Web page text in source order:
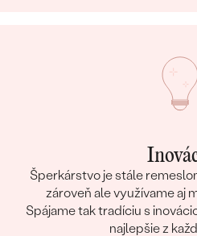
Šperkárstvo je stále
zároveň ale využívame aj
Spájame tak tradíciu s
najlepšie z